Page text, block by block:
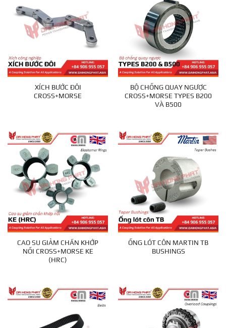
XÍCH BƯỚC ĐÔI
CROSS+MORSE
BỘ CHỐNG QUAY NGƯỢC
CROSS+MORSE TYPES B200
VÀ B500
CAO SU GIẢM CHẤN KHỚP
NỐI CROSS+MORSE KE
(HRC)
ỐNG LÓT CÔN MARTIN TB
BUSHINGS